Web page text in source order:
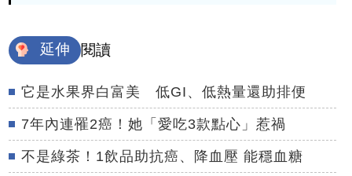
延伸 閱讀
它是水果界白富美 低GI、低熱量還助排便
7年內連罹2癌！她「愛吃3款點心」惹禍
不是綠茶！1飲品助抗癌、降血壓 能穩血糖